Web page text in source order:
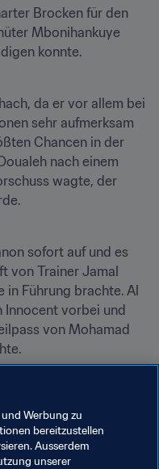
Brocken für den
Mbonihankuye
konnte.
da er vor allem bei
sehr aufmerksam
Chancen in der
nach einem
wagte, der
sofort auf und es
von Trainer Jamal
Führung brachte. Al
Innocent vorbei und
von Mohamad
beinahe den
Richtung Tor geschickt
Khalil konnte auf
Zedern damit den
Werbung zu
bereitzustellen
Ausserdem
unserer